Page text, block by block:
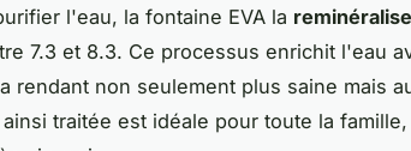
l'eau, la fontaine EVA la reminéralise
7.3 et 8.3. Ce processus enrichit l'eau
rendant non seulement plus saine mais
traitée est idéale pour toute la